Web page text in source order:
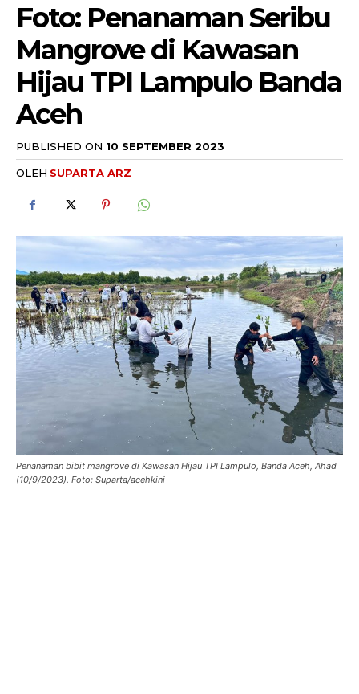
Foto: Penanaman Seribu
Mangrove di Kawasan
Hijau TPI Lampulo Banda
Aceh
PUBLISHED ON 10 SEPTEMBER 2023
OLEH SUPARTA ARZ
Penanaman bibit mangrove di Kawasan Hijau TPI Lampulo, Banda Aceh, Ahad
(10/9/2023). Foto: Suparta/acehkini